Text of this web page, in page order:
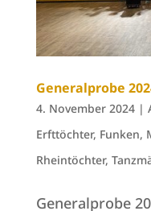
Generalprobe
4. November 2024|
Erfttöchter, Funken,
Rheintöchter,
Generalprobe